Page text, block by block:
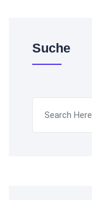
Suche